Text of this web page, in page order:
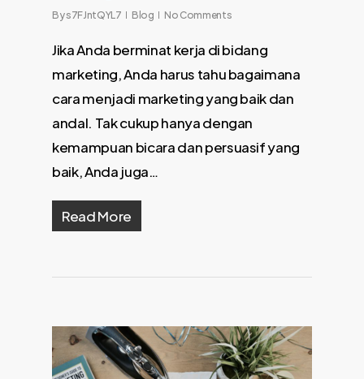
Bys7FJntQYL7 Blog No Comments
Jika Anda berminat kerja di bidang
marketing, Anda harus tahu bagaimana
cara menjadi marketing yang baik dan
andal. Tak cukup hanya dengan
kemampuan bicara dan persuasif yang
baik, Anda juga…
Read More